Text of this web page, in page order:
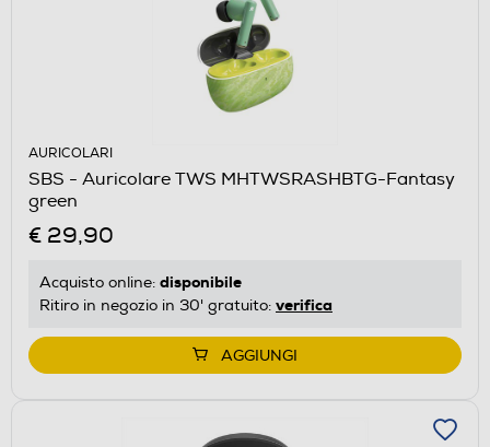
AURICOLARI
SBS - Auricolare TWS MHTWSRASHBTG-Fantasy
green
€ 29,90
Acquisto online: disponibile
Ritiro in negozio in 30' gratuito: verifica
AGGIUNGI